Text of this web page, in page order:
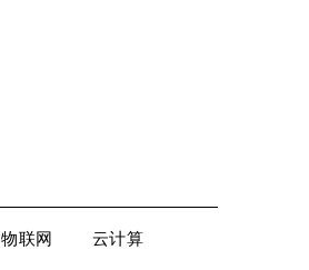
物联网 云计算